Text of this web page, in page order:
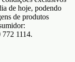
de hoje, podendo
de produtos
1114.